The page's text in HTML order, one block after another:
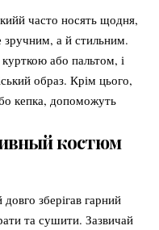
часто носять щодня,
а й стильним.
або пальтом, і
образ. Крім цього,
кепка, допоможуть
костюм
зберігав гарний
та сушити. Зазвичай